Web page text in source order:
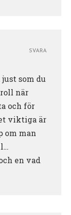
som du
när
och för
viktiga är
om man
en vad
SVARA